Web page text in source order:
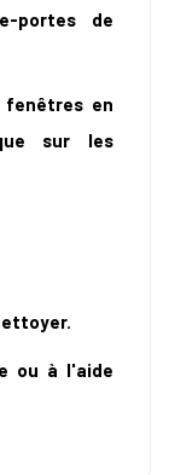
portes de
fenêtres en
sur les
ou à l'aide